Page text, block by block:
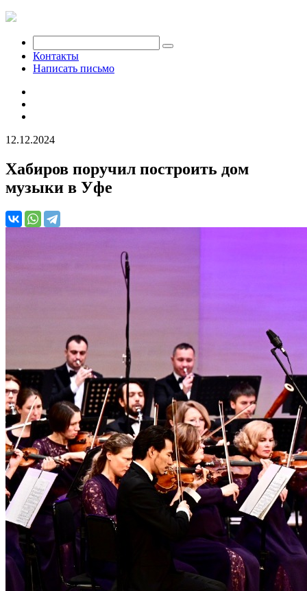
Контакты
Написать письмо
12.12.2024
Хабиров поручил построить дом
музыки в Уфе